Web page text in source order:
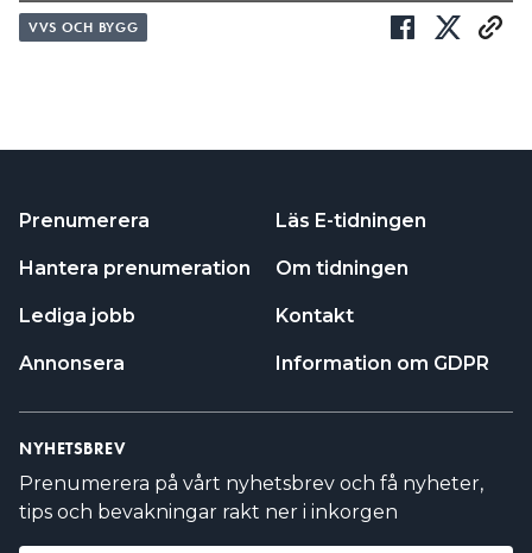
VVS OCH BYGG
Prenumerera
Hantera prenumeration
Lediga jobb
Annonsera
Läs E-tidningen
Om tidningen
Kontakt
Information om GDPR
NYHETSBREV
Prenumerera på vårt nyhetsbrev och få nyheter,
tips och bevakningar rakt ner i inkorgen